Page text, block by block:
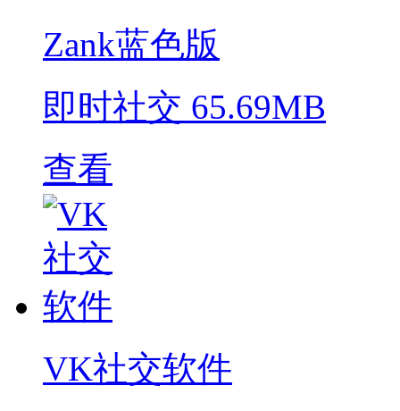
Zank蓝色版
即时社交 65.69MB
查看
VK社交软件